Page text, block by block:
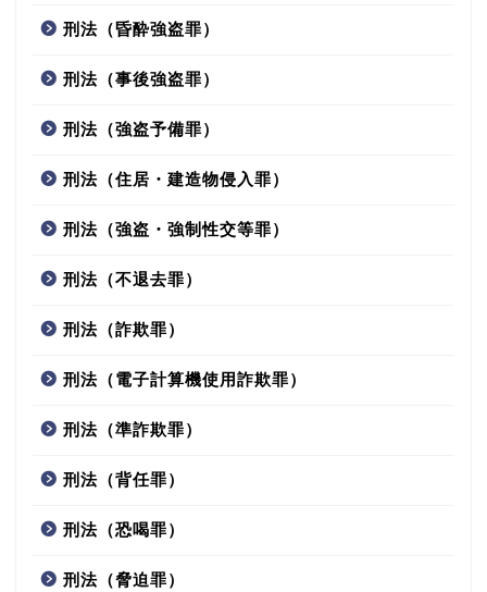
刑法（昏酔強盗罪）
刑法（事後強盗罪）
刑法（強盗予備罪）
刑法（住居・建造物侵入罪）
刑法（強盗・強制性交等罪）
刑法（不退去罪）
刑法（詐欺罪）
刑法（電子計算機使用詐欺罪）
刑法（準詐欺罪）
刑法（背任罪）
刑法（恐喝罪）
刑法（脅迫罪）